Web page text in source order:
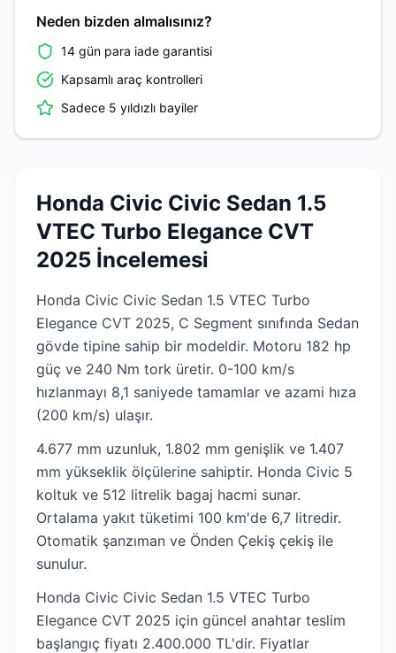
Neden bizden almalısınız?
14 gün para iade garantisi
Kapsamlı araç kontrolleri
Sadece 5 yıldızlı bayiler
Honda Civic Civic Sedan 1.5
VTEC Turbo Elegance CVT
2025 İncelemesi
Honda Civic Civic Sedan 1.5 VTEC Turbo
Elegance CVT 2025, C Segment sınıfında Sedan
gövde tipine sahip bir modeldir. Motoru 182 hp
güç ve 240 Nm tork üretir. 0-100 km/s
hızlanmayı 8,1 saniyede tamamlar ve azami hıza
(200 km/s) ulaşır.
4.677 mm uzunluk, 1.802 mm genişlik ve 1.407
mm yükseklik ölçülerine sahiptir. Honda Civic 5
koltuk ve 512 litrelik bagaj hacmi sunar.
Ortalama yakıt tüketimi 100 km'de 6,7 litredir.
Otomatik şanzıman ve Önden Çekiş çekiş ile
sunulur.
Honda Civic Civic Sedan 1.5 VTEC Turbo
Elegance CVT 2025 için güncel anahtar teslim
başlangıç fiyatı 2.400.000 TL'dir. Fiyatlar